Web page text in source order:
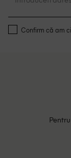
Confirm că am